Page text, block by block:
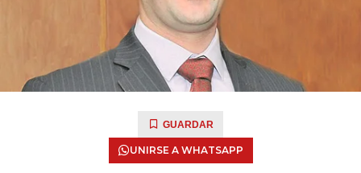
GUARDAR
UNIRSE A WHATSAPP